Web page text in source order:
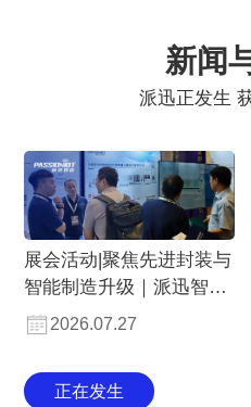
新闻
派迅正发生
展会活动|聚焦先进封装与
智能制造升级｜派迅智能
亮相CEIA西安站分享前沿
智能线边仓储解决方案
2026.07.27
正在发生